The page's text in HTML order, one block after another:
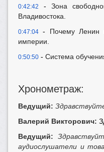
0:42:42 - Зона
Владивостока.
0:47:04 - Почему Ленин
империи.
0:50:50 - Система
Хронометраж:
Ведущий:
Валерий Викторович:
Ведущий:
аудиослушатели и